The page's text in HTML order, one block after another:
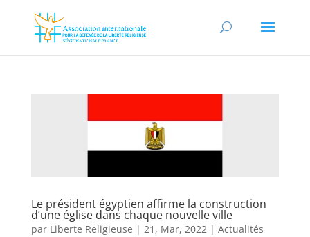
Le président égyptien affirme la construction
d’une église dans chaque nouvelle ville
par Liberte Religieuse | 21, Mar, 2022| Actualités